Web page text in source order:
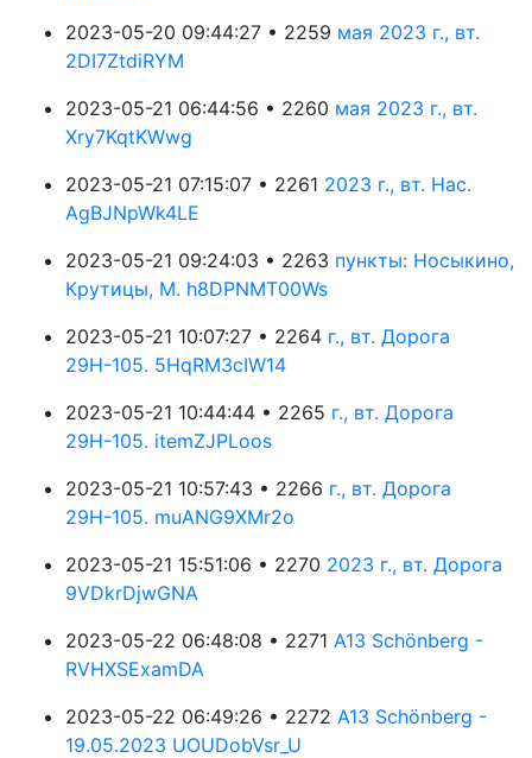
2023-05-20 09:44:27 • 2259 мая 2023 г., вт.
2DI7ZtdiRYM
2023-05-21 06:44:56 • 2260 мая 2023 г., вт.
Xry7KqtKWwg
2023-05-21 07:15:07 • 2261 2023 г., вт. Нас.
AgBJNpWk4LE
2023-05-21 09:24:03 • 2263 пункты: Носыкино,
Крутицы, М. h8DPNMT00Ws
2023-05-21 10:07:27 • 2264 г., вт. Дорога
29Н-105. 5HqRM3cIW14
2023-05-21 10:44:44 • 2265 г., вт. Дорога
29Н-105. itemZJPLoos
2023-05-21 10:57:43 • 2266 г., вт. Дорога
29Н-105. muANG9XMr2o
2023-05-21 15:51:06 • 2270 2023 г., вт. Дорога
9VDkrDjwGNA
2023-05-22 06:48:08 • 2271 A13 Schönberg -
RVHXSExamDA
2023-05-22 06:49:26 • 2272 A13 Schönberg -
19.05.2023 UOUDobVsr_U